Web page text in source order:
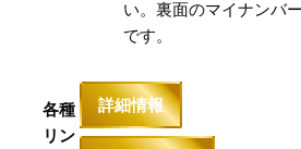
い。裏面のマイナンバ
です。
各種
リン
詳細情報